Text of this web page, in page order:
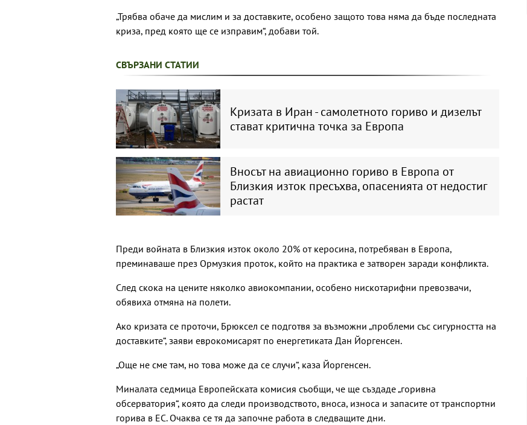
„Трябва обаче да мислим и за доставките, особено защото това няма да бъде последната
криза, пред която ще се изправим“, добави той.
СВЪРЗАНИ СТАТИИ
Кризата в Иран - самолетното гориво и дизелът
стават критична точка за Европа
Вносът на авиационно гориво в Европа от
Близкия изток пресъхва, опасенията от недостиг
растат
Преди войната в Близкия изток около 20% от керосина, потребяван в Европа,
преминаваше през Ормузкия проток, който на практика е затворен заради конфликта.
След скока на цените няколко авиокомпании, особено нискотарифни превозвачи,
обявиха отмяна на полети.
Ако кризата се проточи, Брюксел се подготвя за възможни „проблеми със сигурността на
доставките“, заяви еврокомисарят по енергетиката Дан Йоргенсен.
„Още не сме там, но това може да се случи“, каза Йоргенсен.
Миналата седмица Европейската комисия съобщи, че ще създаде „горивна
обсерватория“, която да следи производството, вноса, износа и запасите от транспортни
горива в ЕС. Очаква се тя да започне работа в следващите дни.
Условията за туризъм
Пьотр Нестеров е на
финал в Пловдив
вода стотици
варненци